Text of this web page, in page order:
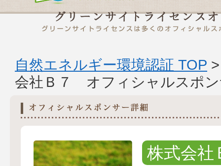
自然エネルギー環境認証 TOP
会社Ｂ７ オフィシャルスポン
株式会社